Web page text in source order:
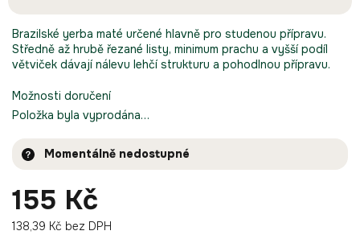
155 Kč
138,39 Kč bez DPH
Momentálně nedostupné
Možnosti doručení
Položka byla vyprodána…
Brazilské yerba maté určené hlavně pro studenou přípravu.
Středně až hrubě řezané listy, minimum prachu a vyšší podíl
větviček dávají nálevu lehčí strukturu a pohodlnou přípravu.